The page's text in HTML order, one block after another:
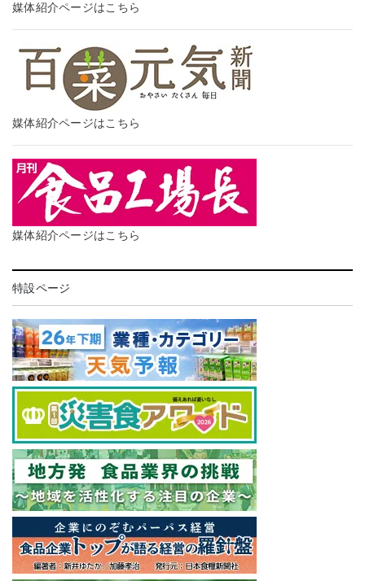
媒体紹介ページはこちら
媒体紹介ページはこちら
媒体紹介ページはこちら
特設ページ